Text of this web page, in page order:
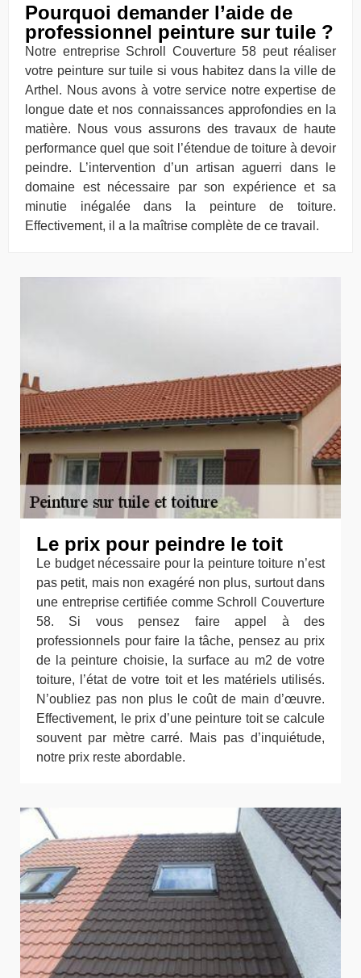
Pourquoi demander l’aide de
professionnel peinture sur tuile ?
Notre entreprise Schroll Couverture 58 peut réaliser
votre peinture sur tuile si vous habitez dans la ville de
Arthel. Nous avons à votre service notre expertise de
longue date et nos connaissances approfondies en la
matière. Nous vous assurons des travaux de haute
performance quel que soit l’étendue de toiture à devoir
peindre. L’intervention d’un artisan aguerri dans le
domaine est nécessaire par son expérience et sa
minutie inégalée dans la peinture de toiture.
Effectivement, il a la maîtrise complète de ce travail.
Le prix pour peindre le toit
Le budget nécessaire pour la peinture toiture n’est
pas petit, mais non exagéré non plus, surtout dans
une entreprise certifiée comme Schroll Couverture
58. Si vous pensez faire appel à des
professionnels pour faire la tâche, pensez au prix
de la peinture choisie, la surface au m2 de votre
toiture, l’état de votre toit et les matériels utilisés.
N’oubliez pas non plus le coût de main d’œuvre.
Effectivement, le prix d’une peinture toit se calcule
souvent par mètre carré. Mais pas d’inquiétude,
notre prix reste abordable.